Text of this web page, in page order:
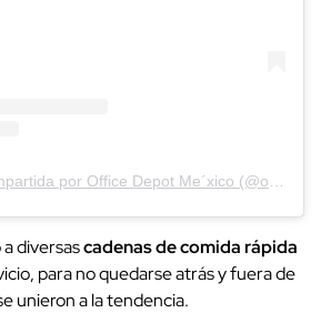
diversascadenas de comida rápida
para no quedarse atrás y fuera de
unieron a la tendencia.